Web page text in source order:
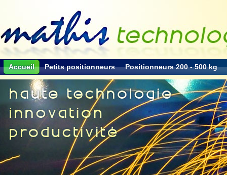
Accueil Petits positionneurs Positionneurs 200 - 500 kg